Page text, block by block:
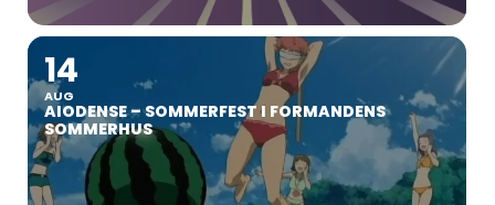
14
AUG
AIODENSE – SOMMERFEST I FORMANDENS
SOMMERHUS